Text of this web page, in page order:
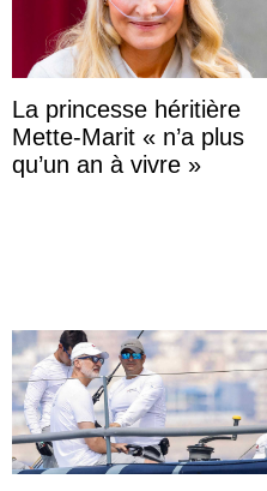
La princesse héritière
Mette-Marit « n’a plus
qu’un an à vivre »